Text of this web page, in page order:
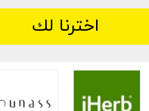
اخترنا لك